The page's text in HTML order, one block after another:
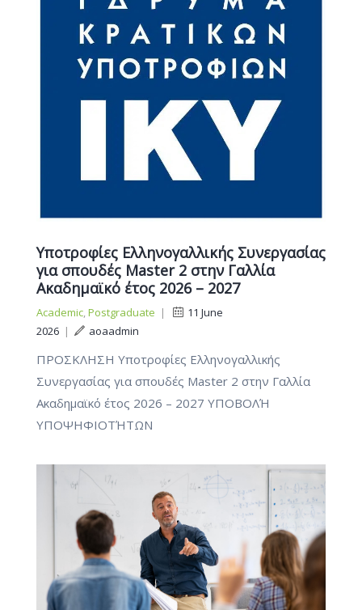
Υποτροφίες Ελληνογαλλικής Συνεργασίας
για σπουδές Master 2 στην Γαλλία
Ακαδημαϊκό έτος 2026 – 2027
Academic Postgraduate |
11 June
2026 | aoaadmin
ΠΡΟΣΚΛΗΣΗ Υποτροφίες Ελληνογαλλικής
Συνεργασίας για σπουδές Master 2 στην Γαλλία
Ακαδημαϊκό έτος 2026 – 2027 ΥΠΟΒΟΛΉ
ΥΠΟΨΗΦΙΟΤΉΤΩΝ